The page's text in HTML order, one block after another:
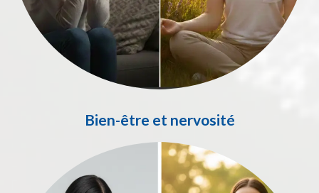
Bien-être et nervosité